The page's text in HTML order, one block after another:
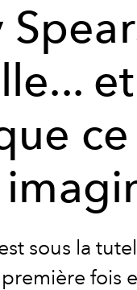
sous la
fois